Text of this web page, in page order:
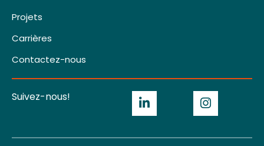
Projets
Carrières
Contactez-nous
Suivez-nous!